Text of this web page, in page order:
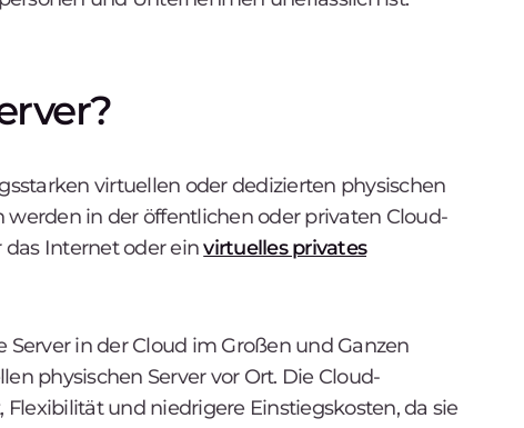
virtuellen oder dedizierten physischen
werden in der öffentlichen oder privaten Cloud-
Internet oder einvirtuelles privates
in der Cloud im Großen und Ganzen
physischen Server vor Ort. Die Cloud-
und niedrigere Einstiegskosten, da sie